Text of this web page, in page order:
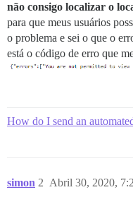
não consigo localizar o
para que meus usuários
o problema e sei o que o
está o código de erro que
How do I send an
simon Abril 30, 2020,
2